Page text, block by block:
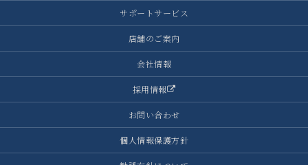
サポートサービス
店舗のご案内
会社情報
採用情報
お問い合わせ
個人情報保護方針